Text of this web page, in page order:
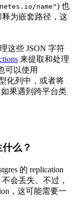
name") 也
释为嵌套路径，这
这些 JSON 字符
来提取和处理
可以使用
化列中，或者将
果遇到跨平台类
么？
的 replication
会丢失。不过，
，这可能需要一